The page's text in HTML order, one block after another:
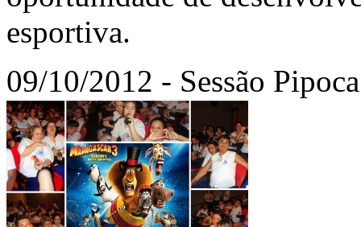
esportiva.
09/10/2012 - Sessão Pipoca